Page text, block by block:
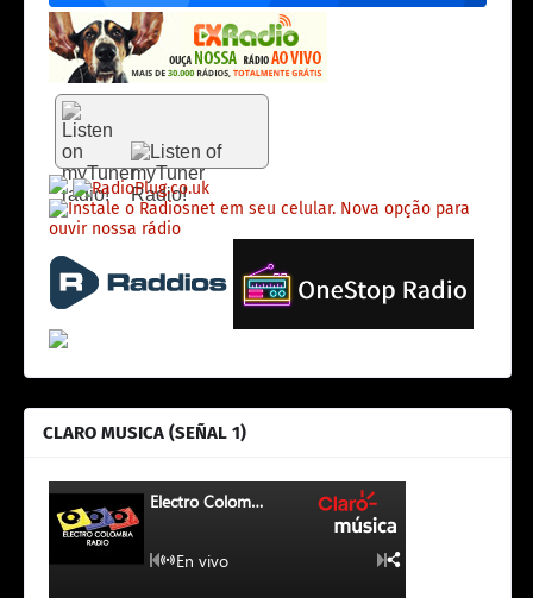
CLARO MUSICA (SEÑAL 1)